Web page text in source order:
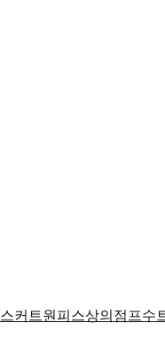
스커트원피스상의점프수